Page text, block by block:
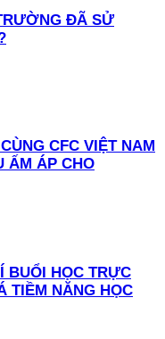
ĐÃ SỬ
CFC VIỆT NAM
ẤM ÁP CHO
BUỔI HỌC TRỰC
TIỀM NĂNG HỌC